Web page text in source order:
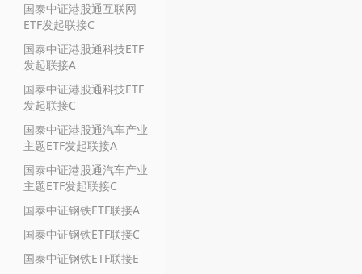
国泰中证港股通互联网
ETF发起联接C
国泰中证港股通科技ETF
发起联接A
国泰中证港股通科技ETF
发起联接C
国泰中证港股通汽车产业
主题ETF发起联接A
国泰中证港股通汽车产业
主题ETF发起联接C
国泰中证钢铁ETF联接A
国泰中证钢铁ETF联接C
国泰中证钢铁ETF联接E